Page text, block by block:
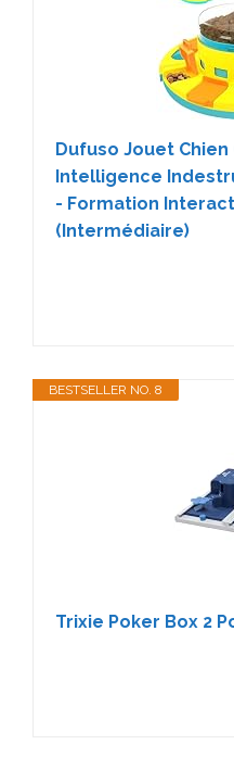
Dufuso Jouet
Intelligence
- Formation
(Intermédiaire)
BESTSELLER NO. 8
Trixie Poker Box 2